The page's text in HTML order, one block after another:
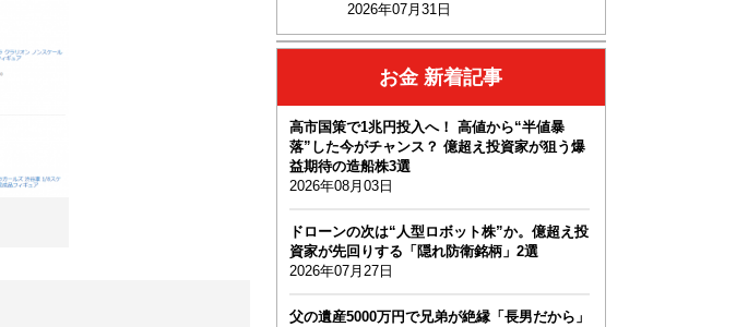
2026年07月31日
お金 新着記事
高市国策で1兆円投入へ！ 高値から“半値暴
落”した今がチャンス？ 億超え投資家が狙う爆
益期待の造船株3選
2026年08月03日
ドローンの次は“人型ロボット株”か。億超え投
資家が先回りする「隠れ防衛銘柄」2選
2026年07月27日
父の遺産5000万円で兄弟が絶縁「長男だから」